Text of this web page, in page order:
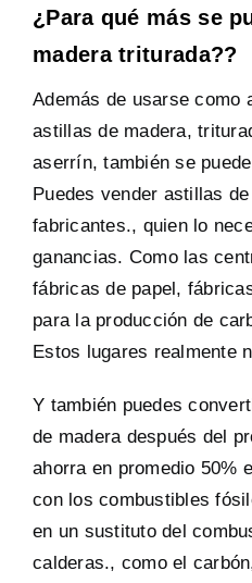
¿Para qué más se
madera triturada??
Además de usarse como
astillas de madera,
aserrín, también se
Puedes vender astillas
fabricantes., quien lo
ganancias. Como las
fábricas de papel,
para la producción de
Estos lugares realmente
Y también puedes
de madera después del
ahorra en promedio 50%
con los combustibles
en un sustituto del
calderas., como el